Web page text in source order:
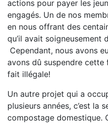
actions pour payer les
engagés. Un de nos
en nous offrant des
qu’il avait soigneusement
Cependant, nous avons
avons dû suspendre
fait illégale!
Un autre projet qui a
plusieurs années, c’est la
compostage domestique.